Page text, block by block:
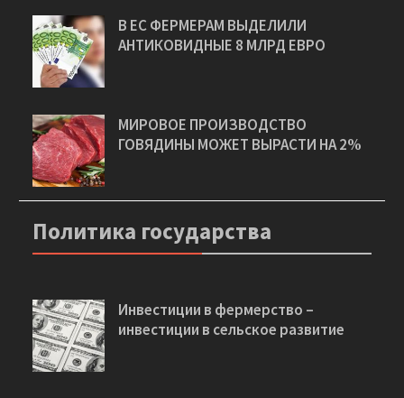
В ЕС ФЕРМЕРАМ ВЫДЕЛИЛИ
АНТИКОВИДНЫЕ 8 МЛРД ЕВРО
МИРОВОЕ ПРОИЗВОДСТВО
ГОВЯДИНЫ МОЖЕТ ВЫРАСТИ НА 2%
Политика государства
Инвестиции в фермерство –
инвестиции в сельское развитие